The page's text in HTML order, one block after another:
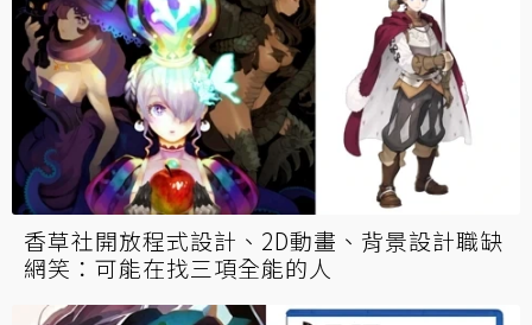
香草社開放程式設計、2D動畫、背景設計職缺
網笑：可能在找三項全能的人